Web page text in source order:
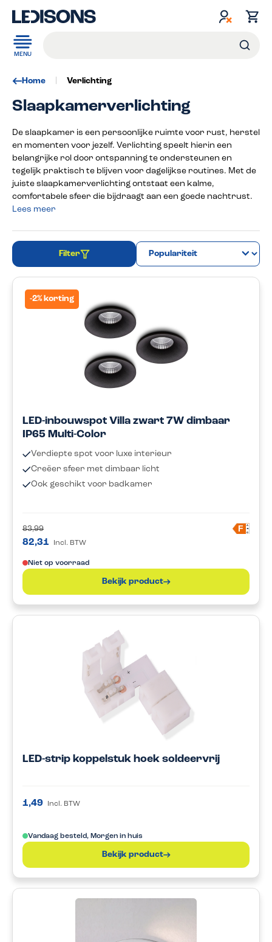
hoofdinhoud
MENU
Home Verlichting
Slaapkamerverlichting
De slaapkamer is een persoonlijke ruimte voor rust, herstel
en momenten voor jezelf. Verlichting speelt hierin een
belangrijke rol door ontspanning te ondersteunen en
tegelijk praktisch te blijven voor dagelijkse routines. Met de
juiste slaapkamerverlichting ontstaat een kalme,
comfortabele sfeer die bijdraagt aan een goede nachtrust.
Lees meer
Filter
-2% korting
LED-inbouwspot Villa zwart 7W dimbaar
IP65 Multi-Color
Verdiepte spot voor luxe interieur
Creëer sfeer met dimbaar licht
Ook geschikt voor badkamer
83,99
82,31 Incl. BTW
F A
G
Niet op voorraad
Bekijk product
LED-strip koppelstuk hoek soldeervrij
1,49 Incl. BTW
Vandaag besteld, Morgen in huis
Bekijk product